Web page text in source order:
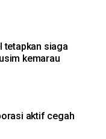
tetapkan siaga
kemarau
aktif cegah